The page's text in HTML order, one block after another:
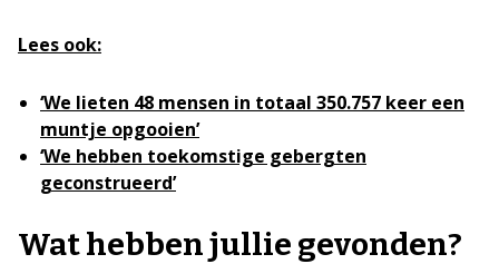
Lees ook:
‘We lieten 48 mensen in totaal 350.757 keer een
muntje opgooien’
‘We hebben toekomstige gebergten
geconstrueerd’
Wat hebben jullie gevonden?